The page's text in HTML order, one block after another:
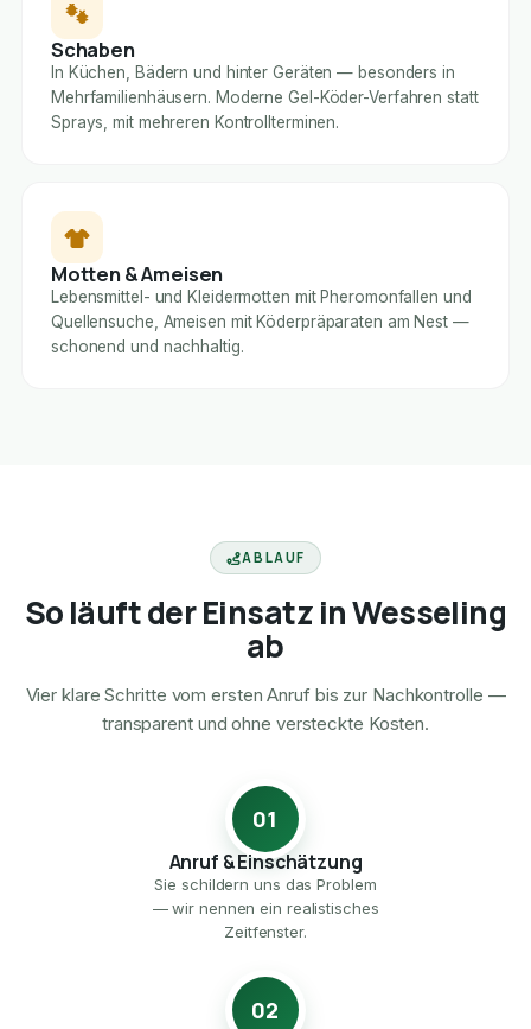
Schaben
In Küchen, Bädern und hinter Geräten — besonders in
Mehrfamilienhäusern. Moderne Gel-Köder-Verfahren statt
Sprays, mit mehreren Kontrollterminen.
Motten & Ameisen
Lebensmittel- und Kleidermotten mit Pheromonfallen und
Quellensuche, Ameisen mit Köderpräparaten am Nest —
schonend und nachhaltig.
ABLAUF
So läuft der Einsatz in Wesseling
ab
Vier klare Schritte vom ersten Anruf bis zur Nachkontrolle —
transparent und ohne versteckte Kosten.
01
Anruf & Einschätzung
Sie schildern uns das Problem
— wir nennen ein realistisches
Zeitfenster.
02